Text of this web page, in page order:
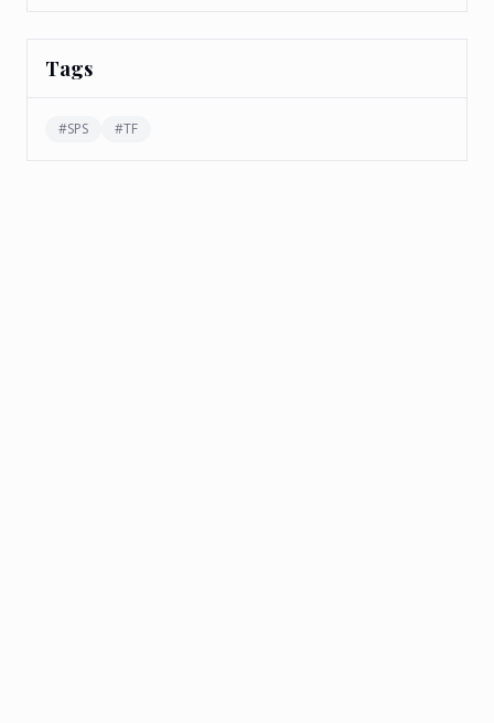
Tags
#SPS #TF